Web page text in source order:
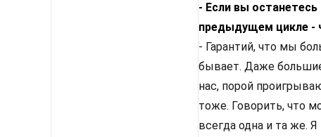
- Если вы
предыдущем цикле -
- Гарантий, что мы
бывает. Даже
нас, порой
тоже. Говорить, что
всегда одна и та же.